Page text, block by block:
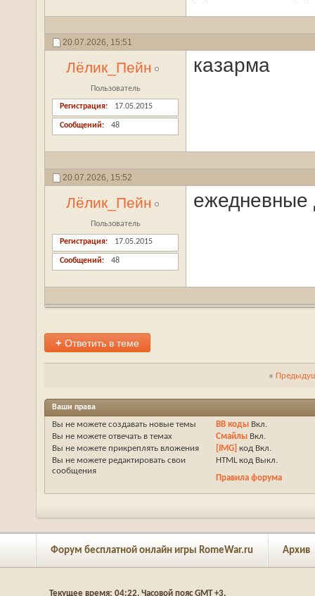
20.07.2026, 15:51
Лёлик_Пейн
Пользователь
Регистрация 17.05.2015
Сообщений 48
казарма
20.07.2026, 15:52
Лёлик_Пейн
Пользователь
Регистрация 17.05.2015
Сообщений 48
ежедневные
+ Ответить в теме
«
Ваши права
Вы не можете создавать новые темы
Вы не можете отвечать в темах
Вы не можете прикреплять вложения
Вы не можете редактировать свои
сообщения
BB коды Вкл.
Смайлы Вкл.
[IMG] код Вкл.
HTML код Выкл.
Правила форума
Форум бесплатной онлайн игры RomeWar.ru Архив
Текущее время: 04:22. Часовой пояс GMT +3.